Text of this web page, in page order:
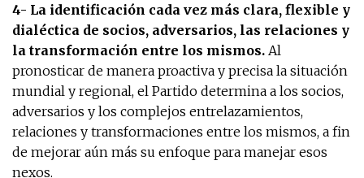
4- La identificación cada vez más clara, flexible y
dialéctica de socios, adversarios, las relaciones y
la transformación entre los mismos. Al
pronosticar de manera proactiva y precisa la situación
mundial y regional, el Partido determina a los socios,
adversarios y los complejos entrelazamientos,
relaciones y transformaciones entre los mismos, a fin
de mejorar aún más su enfoque para manejar esos
nexos.